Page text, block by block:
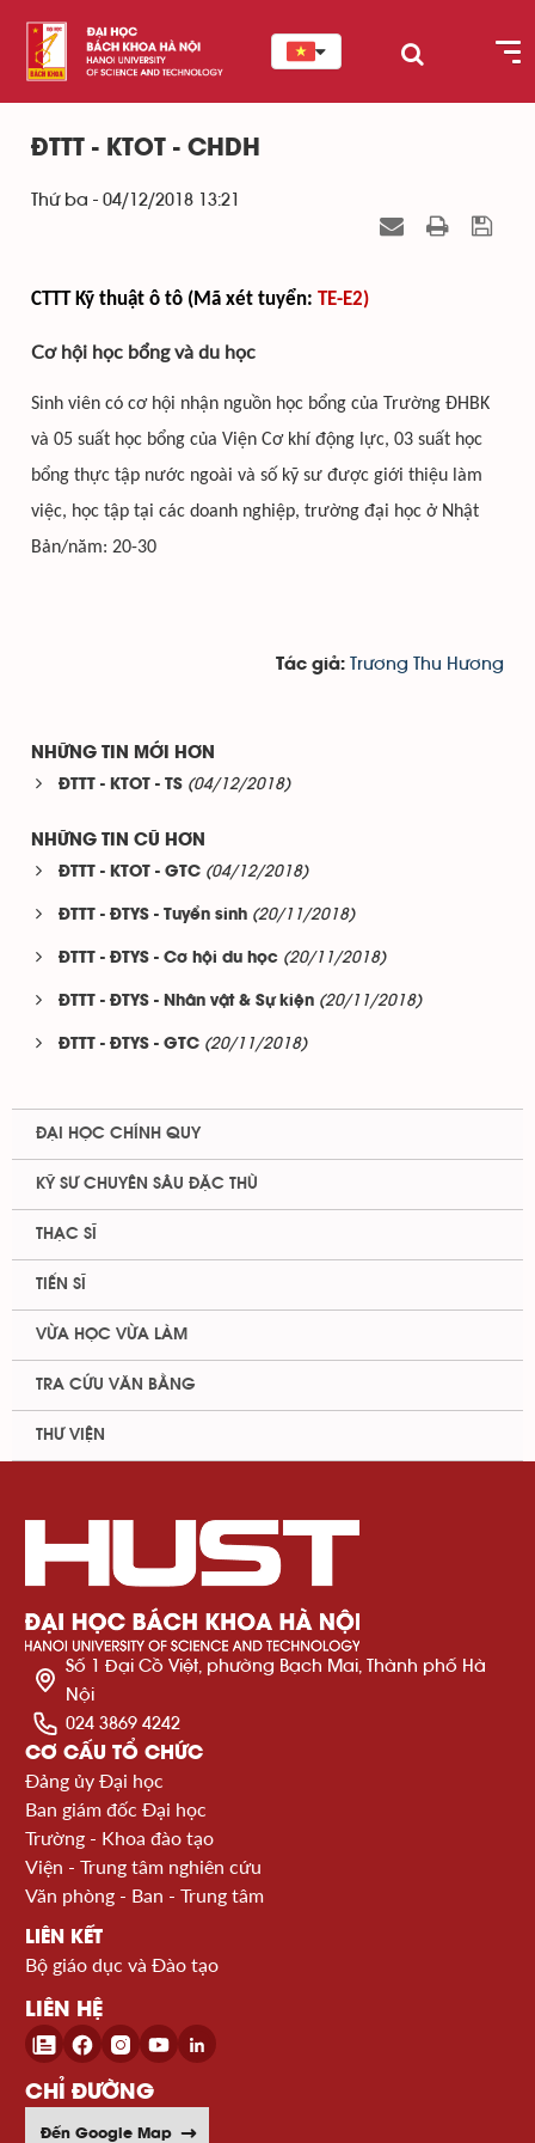
ĐTTT - KTOT - CHDH
Thứ ba - 04/12/2018 13:21
CTTT Kỹ thuật ô tô (Mã xét tuyển: TE-E2)
Cơ hội học bổng và du học
Sinh viên có cơ hội nhận nguồn học bổng của Trường ĐHBK
và 05 suất học bổng của Viện Cơ khí động lực, 03 suất học
bổng thực tập nước ngoài và số kỹ sư được giới thiệu làm
việc, học tập tại các doanh nghiệp, trường đại học ở Nhật
Bản/năm: 20-30
Tác giả: Trương Thu Hương
NHỮNG TIN MỚI HƠN
ĐTTT - KTOT - TS (04/12/2018)
NHỮNG TIN CŨ HƠN
ĐTTT - KTOT - GTC (04/12/2018)
ĐTTT - ĐTYS - Tuyển sinh (20/11/2018)
ĐTTT - ĐTYS - Cơ hội du học (20/11/2018)
ĐTTT - ĐTYS - Nhân vật & Sự kiện (20/11/2018)
ĐTTT - ĐTYS - GTC (20/11/2018)
ĐẠI HỌC CHÍNH QUY
KỸ SƯ CHUYÊN SÂU ĐẶC THÙ
THẠC SĨ
TIẾN SĨ
VỪA HỌC VỪA LÀM
TRA CỨU VĂN BẰNG
THƯ VIỆN
Số 1 Đại Cồ Việt, phường Bạch Mai, Thành phố Hà
Nội
024 3869 4242
CƠ CẤU TỔ CHỨC
Đảng ủy Đại học
Ban giám đốc Đại học
Trường - Khoa đào tạo
Viện - Trung tâm nghiên cứu
Văn phòng - Ban - Trung tâm
LIÊN KẾT
Bộ giáo dục và Đào tạo
LIÊN HỆ
CHỈ ĐƯỜNG
Đến Google Map